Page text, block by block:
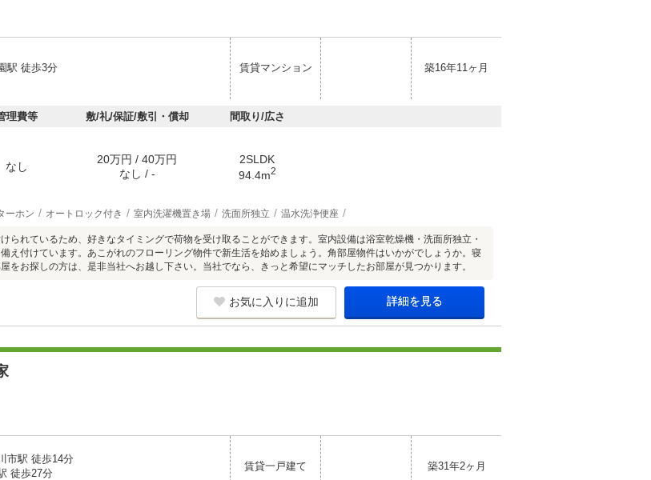
駅 徒歩3分 賃貸マンション 築16年11ヶ月
理費等 敷/礼/保証/敷引・償却 間取り/広さ
なし
20万円 / 40万円
なし / -
2SLDK
94.4m2
ーホン オートロック付き 室内洗濯機置き場 洗面所独立 温水洗浄便座
られているため、好きなタイミングで荷物を受け取ることができます。室内設備は浴室乾燥機・洗面所独立・
え付けています。あこがれのフローリング物件で新生活を始めましょう。角部屋物件はいかがでしょうか。寝
をお探しの方は、是非当社へお越し下さい。当社でなら、きっと希望にマッチしたお部屋が見つかります。
お気に入りに追加 詳細を見る
市駅 徒歩14分
徒歩27分
賃貸一戸建て 築31年2ヶ月